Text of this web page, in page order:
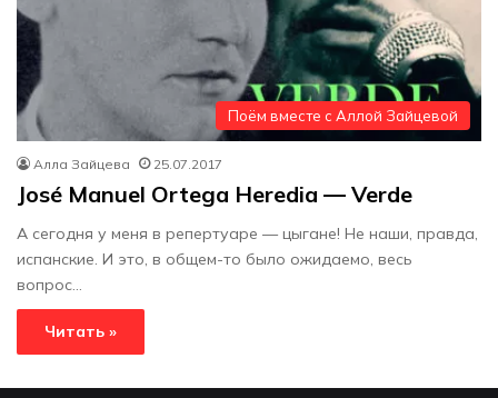
Поём вместе с Аллой Зайцевой
Алла Зайцева 25.07.2017
José Manuel Ortega Heredia — Verde
А сегодня у меня в репертуаре — цыгане! Не наши, правда,
испанские. И это, в общем-то было ожидаемо, весь
вопрос…
Читать »